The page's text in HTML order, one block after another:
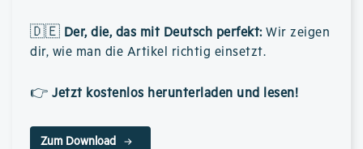
🇩🇪 Der, die, das mit Deutsch perfekt: Wir zeigen
dir, wie man die Artikel richtig einsetzt.
👉 Jetzt kostenlos herunterladen und lesen!
Zum Download